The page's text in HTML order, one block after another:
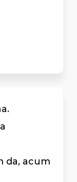
da, acum